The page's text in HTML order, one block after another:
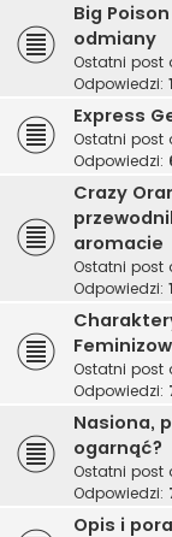
Big
odmiany
Ostatni post
Odpowiedzi: 1
Express
Ostatni post
Odpowiedzi:
Crazy
aromacie
Ostatni post
Odpowiedzi: 1
Ostatni post
Odpowiedzi:
Nasiona,
ogarnąć?
Ostatni post
Odpowiedzi:
Opis i